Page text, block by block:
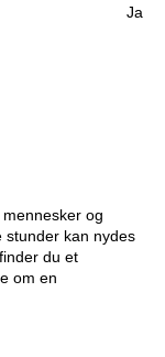
Ja
og
stunder kan nydes
du et
om en